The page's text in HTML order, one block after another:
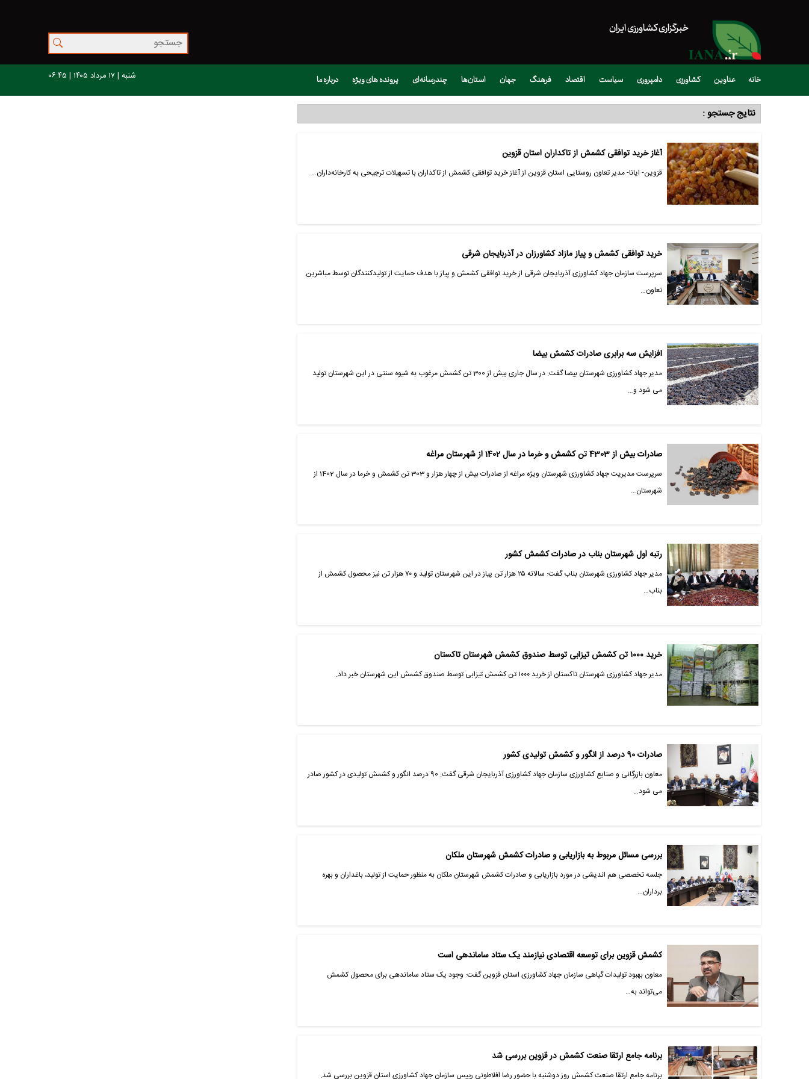
خبرگزاری کشاورزی ایران
خانه عناوین کشاورزی دامپروری سیاست اقتصاد فرهنگ جهان استان‌ها چندرسانه‌ای پرونده های ویژه درباره ما شنبه | ۱۷ مرداد ۱۴۰۵ | ۰۶:۴۵
نتایج جستجو :
آغاز خرید توافقی کشمش از تاکداران استان قزوین
قزوین- ایانا- مدیر تعاون روستایی استان قزوین از آغاز خرید توافقی کشمش از تاکداران با تسهیلات ترجیحی به کارخانه‌داران…
خرید توافقی کشمش و پیاز مازاد کشاورزان در آذربایجان شرقی
سرپرست سازمان جهاد کشاورزی آذربایجان شرقی از خرید توافقی کشمش و پیاز با هدف حمایت از تولیدکنندگان توسط مباشرین
تعاون…
افزایش سه برابری صادرات کشمش بیضا
مدیر جهاد کشاورزی شهرستان بیضا گفت: در سال جاری بیش از 300 تن کشمش مرغوب به شیوه سنتی در این شهرستان تولید
می شود و…
صادرات بیش از 4303 تن کشمش و خرما در سال 1402 از شهرستان مراغه
سرپرست مدیریت جهاد کشاورزی شهرستان ویژه مراغه از صادرات بیش از چهار هزار و 303 تن کشمش و خرما در سال 1402 از
شهرستان…
رتبه اول شهرستان بناب در صادرات کشمش کشور
مدیر جهاد کشاورزی شهرستان بناب گفت: سالانه ۲۵ هزار تن پیاز در این شهرستان تولید و ۷۰ هزار تن نیز محصول کشمش از
بناب…
خرید ۱۰۰۰ تن کشمش تیزابی توسط صندوق کشمش شهرستان تاکستان
مدیر جهاد کشاورزی شهرستان تاکستان از خرید ۱۰۰۰ تن کشمش تیزابی توسط صندوق کشمش این شهرستان خبر داد.
صادرات 90 درصد از انگور و کشمش تولیدی کشور
معاون بازرگانی و صنایع کشاورزی سازمان جهاد کشاورزی آذربایجان شرقی گفت: 90 درصد انگور و کشمش تولیدی در کشور صادر
می شود…
بررسی مسائل مربوط به بازاریابی و صادرات کشمش شهرستان ملکان
جلسه تخصصی هم اندیشی در مورد بازاریابی و صادرات کشمش شهرستان ملکان به منظور حمایت از تولید، باغداران و بهره
برداران…
کشمش قزوین برای توسعه اقتصادی نیازمند یک ستاد ساماندهی است
معاون بهبود تولیدات گیاهی سازمان جهاد کشاورزی استان قزوین گفت: وجود یک ستاد ساماندهی برای محصول کشمش
می‌تواند به…
برنامه جامع ارتقا صنعت کشمش در قزوین بررسی شد
برنامه جامع ارتقا صنعت کشمش روز دوشنبه با حضور رضا افلاطونی رییس سازمان جهاد کشاورزی استان قزوین بررسی شد.